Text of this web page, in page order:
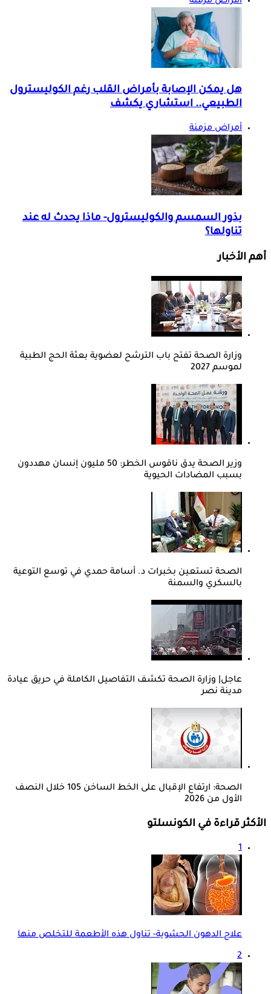
هل يمكن الإصابة بأمراض القلب رغم الكوليسترول
الطبيعي.. استشاري يكشف
أمراض مزمنة
بذور السمسم والكوليسترول- ماذا يحدث له عند
تناولها؟
أهم الأخبار
وزارة الصحة تفتح باب الترشح لعضوية بعثة الحج الطبية
لموسم 2027
وزير الصحة يدق ناقوس الخطر: 50 مليون إنسان مهددون
بسبب المضادات الحيوية
الصحة تستعين بخبرات د. أسامة حمدي في توسع التوعية
بالسكري والسمنة
عاجل| وزارة الصحة تكشف التفاصيل الكاملة في حريق عيادة
مدينة نصر
الصحة: ارتفاع الإقبال على الخط الساخن 105 خلال النصف
الأول من 2026
الأكثر قراءة في الكونسلتو
1
علاج الدهون الحشوية- تناول هذه الأطعمة للتخلص منها
2